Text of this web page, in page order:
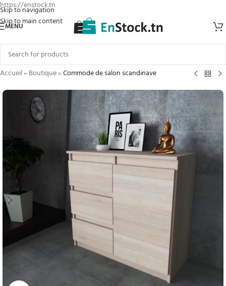
https://enstock.tn
Skip to navigation
Skip to main content
MENU
Accueil» Boutique»Commode de salon scandinave